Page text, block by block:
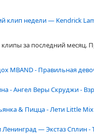
клип недели — Kendrick
за последний месяц.
MBAND - Правильная
- Ангел Веры Скруджи -
& Пицца - Лети Little
Ленинград — ЭкстазСплин -